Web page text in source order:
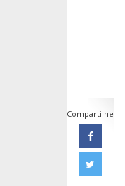
Compartilhe